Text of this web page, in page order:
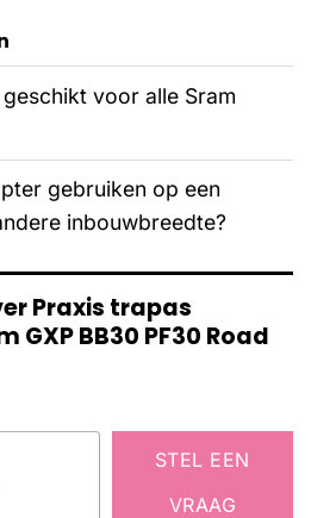
voor alle Sram
gebruiken op een
inbouwbreedte?
Praxis trapas
GXP BB30 PF30 Road
STEL EEN
VRAAG